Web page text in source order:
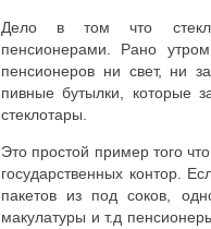
Дело в том что
пенсионерами. Рано
пенсионеров ни свет, ни
пивные бутылки, которые
стеклотары.
Это простой пример того
государственных контор.
пакетов из под соков,
макулатуры и т.д